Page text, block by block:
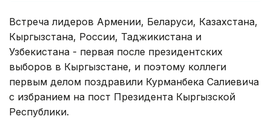
Встреча лидеров Армении, Беларуси, Казахстана,
Кыргызстана, России, Таджикистана и
Узбекистана - первая после президентских
выборов в Кыргызстане, и поэтому коллеги
первым делом поздравили Курманбека Салиевича
с избранием на пост Президента Кыргызской
Республики.